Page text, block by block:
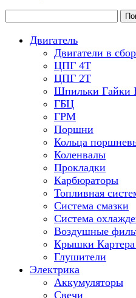
Двигатель
Двигатели в
ЦПГ 4Т
ЦПГ 2Т
Шпильки Гайки
ГБЦ
ГРМ
Поршни
Кольца
Коленвалы
Прокладки
Карбюраторы
Топливная
Система смазки
Система
Воздушные
Крышки
Глушители
Электрика
Аккумуляторы
Свечи